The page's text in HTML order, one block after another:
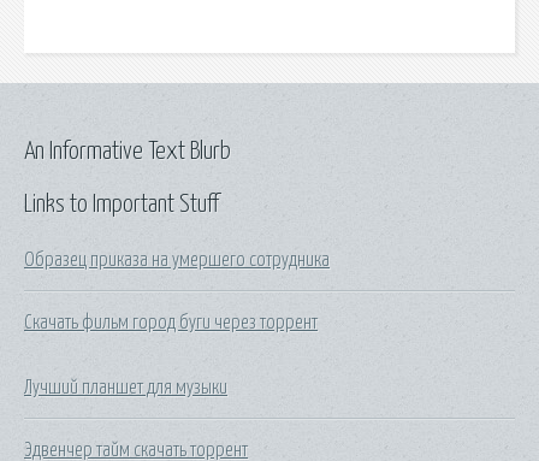
Links to Important Stuff
Образец приказа на умершего сотрудника
Скачать фильм город буги через торрент
Лучший планшет для музыки
Эдвенчер тайм скачать торрент
An Informative Text Blurb